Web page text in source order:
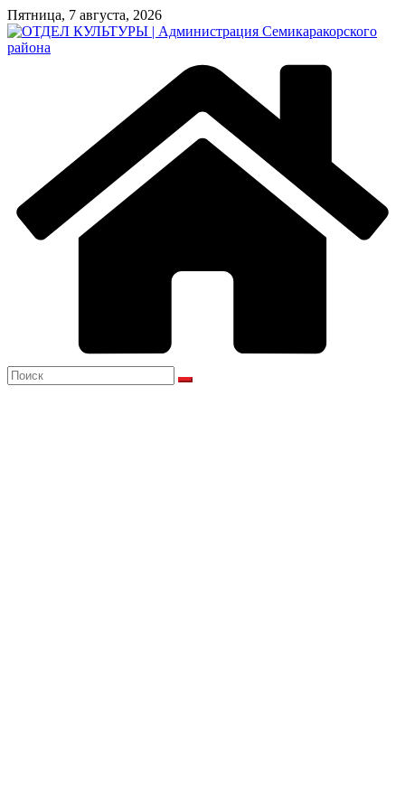
Перейти
к
содержимому
Пятница, 7 августа, 2026